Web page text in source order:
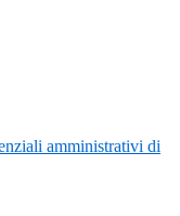
amministrativi di